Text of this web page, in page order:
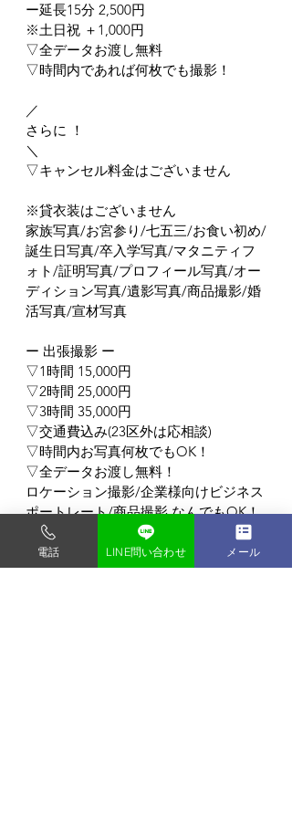
ー延長15分 2,500円
※土日祝 ＋1,000円
▽全データお渡し無料
▽時間内であれば何枚でも撮影！
／
さらに ！
＼
▽キャンセル料金はございません
※貸衣装はございません
家族写真/お宮参り/七五三/お食い初め/
誕生日写真/卒入学写真/マタニティフ
ォト/証明写真/プロフィール写真/オー
ディション写真/遺影写真/商品撮影/婚
活写真/宣材写真
ー 出張撮影 ー
▽1時間 15,000円
▽2時間 25,000円
▽3時間 35,000円
▽交通費込み(23区外は応相談)
▽時間内お写真何枚でもOK！
▽全データお渡し無料！
ロケーション撮影/企業様向けビジネス
ポートレート/商品撮影 なんでもOK！
東京都内の格安写真スタジオ
電話 LINE問い合わせ メール